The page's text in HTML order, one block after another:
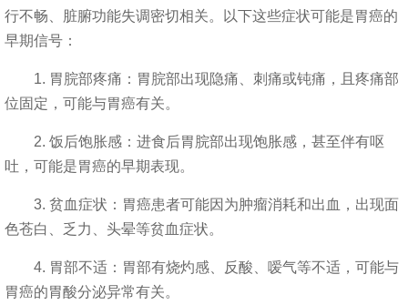
行不畅、脏腑功能失调密切相关。以下这些症状可能是胃癌的
早期信号：
1. 胃脘部疼痛：胃脘部出现隐痛、刺痛或钝痛，且疼痛部
位固定，可能与胃癌有关。
2. 饭后饱胀感：进食后胃脘部出现饱胀感，甚至伴有呕
吐，可能是胃癌的早期表现。
3. 贫血症状：胃癌患者可能因为肿瘤消耗和出血，出现面
色苍白、乏力、头晕等贫血症状。
4. 胃部不适：胃部有烧灼感、反酸、嗳气等不适，可能与
胃癌的胃酸分泌异常有关。